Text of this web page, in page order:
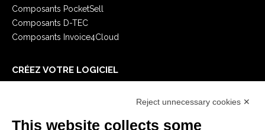
Composants PocketSell
Composants D-TEC
Composants Invoice4Cloud
CRÉEZ VOTRE LOGICIEL
E-Book
Reject unnecessary cookies ✕
This website collects some